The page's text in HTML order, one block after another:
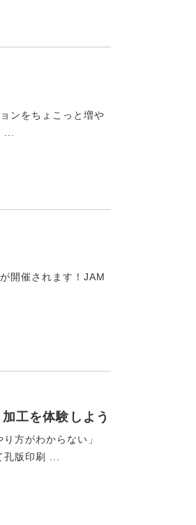
ンをちょこっと増や
開催されます！JAM
工を体験しよう
方がわからない」
版印刷 ...